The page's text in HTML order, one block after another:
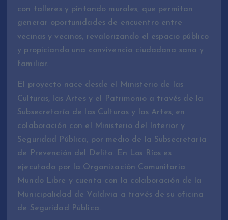
con talleres y pintando murales, que permitan
generar oportunidades de encuentro entre
vecinas y vecinos, revalorizando el espacio público
y propiciando una convivencia ciudadana sana y
familiar.
El proyecto nace desde el Ministerio de las
Culturas, las Artes y el Patrimonio a través de la
Subsecretaría de las Culturas y las Artes, en
colaboración con el Ministerio del Interior y
Seguridad Pública, por medio de la Subsecretaría
de Prevención del Delito. En Los Ríos es
ejecutado por la Organización Comunitaria
Mundo Libre y cuenta con la colaboración de la
Municipalidad de Valdivia a través de su oficina
de Seguridad Pública.